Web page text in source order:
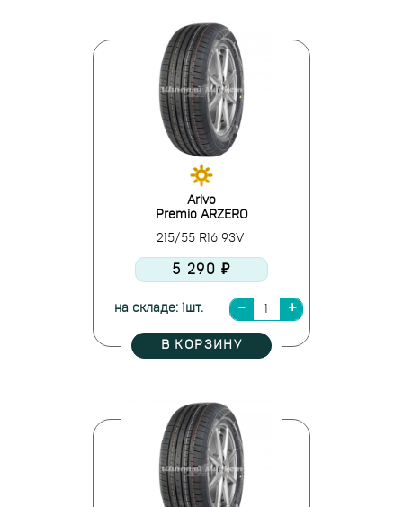
Arivo
Premio ARZERO
215/55 R16 93V
5 290 ₽
на складе: 1шт.
В КОРЗИНУ